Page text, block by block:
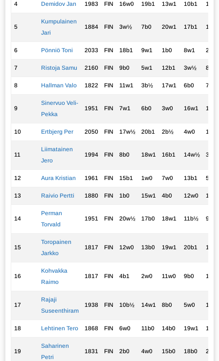
4 Demidov Jan 1983 FIN 16w0 19b1 13w1 10b1 1b½
5
Kumpulainen
Jari
1884 FIN 3w½ 7b0 20w1 17b1
6 Pönniö Toni 2033 FIN 18b1 9w1 1b0 8w1 2w0
7 Ristoja Samu 2160 FIN 9b0 5w1 12b1 3w½ 8b½
8 Hallman Valo 1822 FIN 11w1 3b½ 17w1 6b0 7w½
9
Sinervuo Veli-
Pekka
1951 FIN 7w1 6b0 3w0 16w1 14b1
10 Ertbjerg Per 2050 FIN 17w½ 20b1 2b½ 4w0 15b1
11
Liimatainen
Jero
1994 FIN 8b0 18w1 16b1 14w½ 3b0
12 Aura Kristian 1961 FIN 15b1 1w0 7w0 13b1 5b0
13 Raivio Pertti 1880 FIN 1b0 15w1 4b0 12w0
14
Perman
Torvald
1951 FIN 20w½ 17b0 18w1 11b½ 9w0
15
Toropainen
Jarkko
1817 FIN 12w0 13b0 19w1 20b1
16
Kohvakka
Raimo
1817 FIN 4b1 2w0 11w0 9b0
17
Rajaji
Suseenthiram
1938 FIN 10b½ 14w1 8b0 5w0 13b-
18 Lehtinen Tero 1868 FIN 6w0 11b0 14b0 19w1
19
Saharinen
Petri
1831 FIN 2b0 4w0 15b0 18b0